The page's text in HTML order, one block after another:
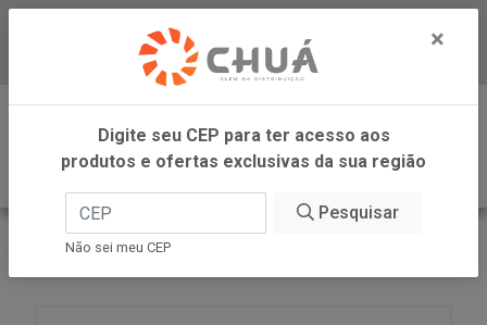
Baixe já nosso APP
0
INÍCIO
SUZANO - NEVE
×
Digite seu CEP para ter acesso aos
produtos e ofertas exclusivas da sua região
Pesquisar
Não sei meu CEP